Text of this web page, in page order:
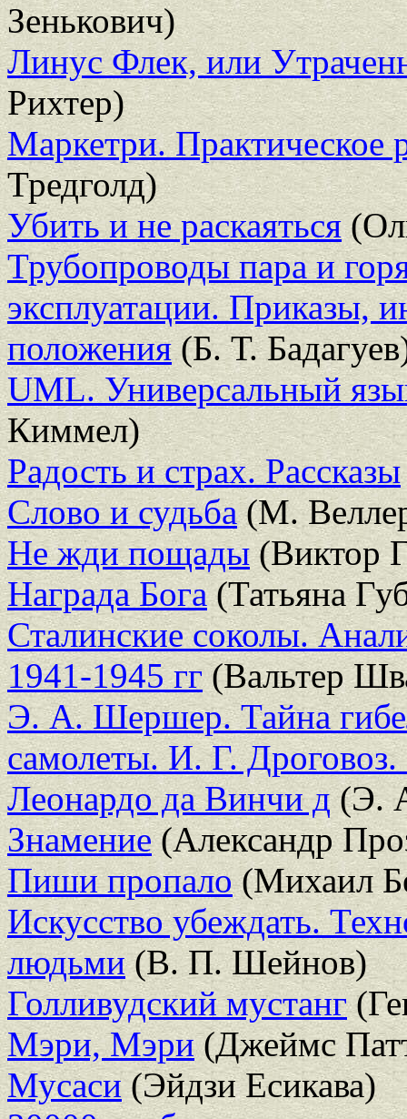
Зенькович)
Линус Флек, или
Рихтер)
Маркетри. Практическое
Тредголд)
Убить и не раскаяться
Трубопроводы пара и
эксплуатации. Приказы,
положения(Б. Т.
UML. Универсальный
Киммел)
Радость и страх. Рассказы
Слово и судьба(М.
Не жди пощады(Виктор
Награда Бога(Татьяна
Сталинские соколы.
1941-1945 гг(Вальтер
Э. А. Шершер. Тайна
самолеты. И. Г.
Леонардо да Винчи д(Э.
Знамение(Александр
Пиши пропало(Михаил
Искусство убеждать.
людьми(В. П. Шейнов)
Голливудский мустанг
Мэри, Мэри(Джеймс
Мусаси(Эйдзи Есикава)